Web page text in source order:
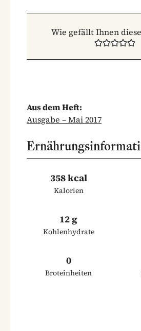
Wie gefällt Ihnen
Aus dem Heft:
Ausgabe – Mai 2017
358 kcal
Kalorien
12 g
Kohlenhydrate
0
Broteinheiten